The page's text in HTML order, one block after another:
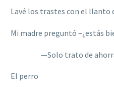
Lavé los trastes con el llanto
Mi madre preguntó –¿estás
—Solo trato de
El perro